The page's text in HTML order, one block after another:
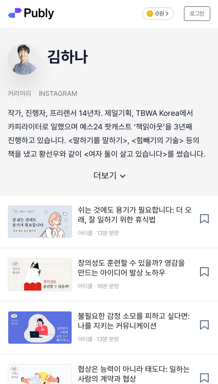
0원 로그인
김하나
커리어리 INSTAGRAM
작가, 진행자, 프리랜서 14년차. 제일기획, TBWA Korea에서
카피라이터로 일했으며 예스24 팟캐스트 ‘책읽아웃’을 3년째
진행하고 있습니다. <말하기를 말하기>, <힘빼기의 기술> 등의
책을 냈고 황선우와 같이 <여자 둘이 살고 있습니다>를 썼습니다.
더보기
쉬는 것에도 용기가 필요합니다: 더 오
래, 잘 일하기 위한 휴식법
아티클 · 13분 분량
창의성도 훈련할 수 있을까? 영감을
만드는 아이디어 발상 노하우
아티클 · 16분 분량
불필요한 감정 소모를 피하고 싶다면:
나를 지키는 커뮤니케이션
아티클 · 13분 분량
협상은 능력이 아니라 태도다: 일하는
사람의 계약과 협상